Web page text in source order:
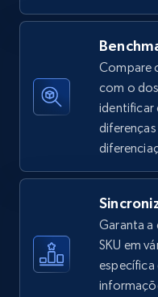
Seller id, URL, Seller
info, Stars,
2.5K+ 378+
Seller reviews,
2.5K+
Compare
com o
identificar
Garanta a
SKU em
específica